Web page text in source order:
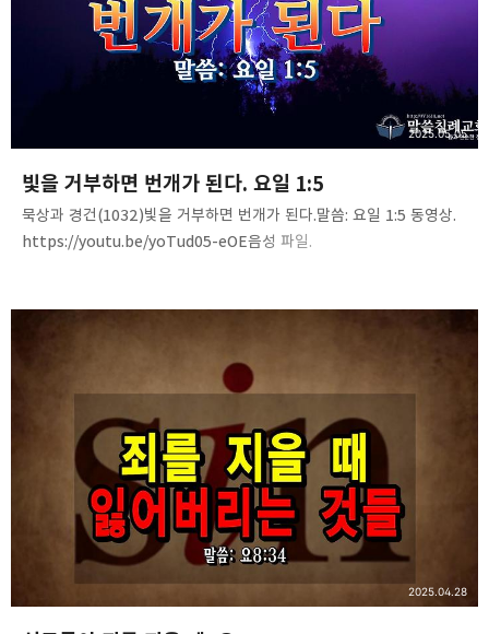
빛을 거부하면 번개가 된다. 요일 1:5
2025.05.05
묵상과 경건(1032)빛을 거부하면 번개가 된다.말씀: 요일 1:5 동영상.
https://youtu.be/yoTud05-eOE음성 파일.
2025.04.28